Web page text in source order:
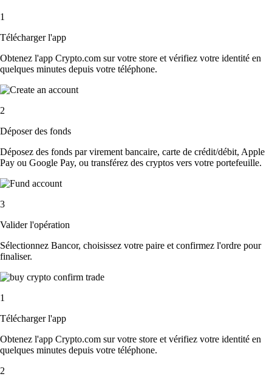
1
Télécharger l'app
Obtenez l'app Crypto.com sur votre store et vérifiez votre identité en
quelques minutes depuis votre téléphone.
2
Déposer des fonds
Déposez des fonds par virement bancaire, carte de crédit/débit, Apple
Pay ou Google Pay, ou transférez des cryptos vers votre portefeuille.
3
Valider l'opération
Sélectionnez Bancor, choisissez votre paire et confirmez l'ordre pour
finaliser.
1
Télécharger l'app
Obtenez l'app Crypto.com sur votre store et vérifiez votre identité en
quelques minutes depuis votre téléphone.
2